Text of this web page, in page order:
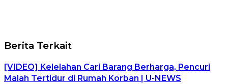
Berita Terkait
[VIDEO] Kelelahan Cari Barang Berharga, Pencuri
Malah Tertidur di Rumah Korban | U-NEWS